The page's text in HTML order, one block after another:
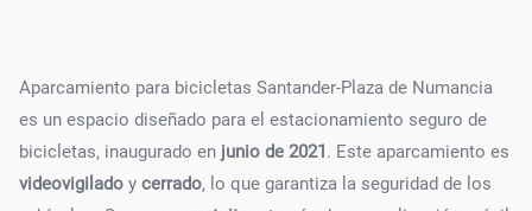
Aparcamiento para bicicletas Santander-Plaza de Numancia
es un espacio diseñado para el estacionamiento seguro de
bicicletas, inaugurado en junio de 2021. Este aparcamiento es
videovigilado y cerrado, lo que garantiza la seguridad de los